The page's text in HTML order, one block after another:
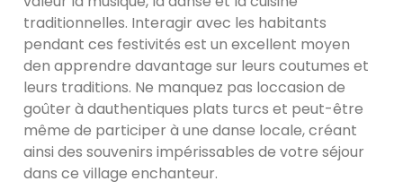
traditionnelles. Interagir avec les habitants
pendant ces festivités est un excellent moyen
den apprendre davantage sur leurs coutumes et
leurs traditions. Ne manquez pas loccasion de
goûter à dauthentiques plats turcs et peut-être
même de participer à une danse locale, créant
ainsi des souvenirs impérissables de votre séjour
dans ce village enchanteur.